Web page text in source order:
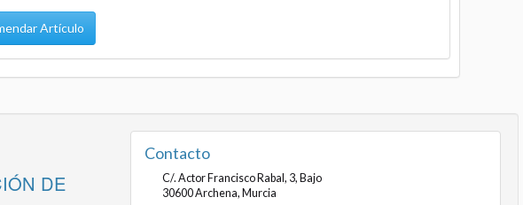
Artículo
DE
Contacto
C/. Actor Francisco Rabal, 3, Bajo
30600Archena, Murcia